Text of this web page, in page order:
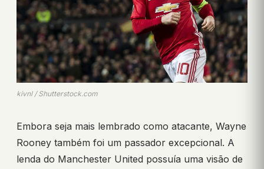
kivnl / Shutterstock.com
Embora seja mais lembrado como atacante, Wayne
Rooney também foi um passador excepcional. A
lenda do Manchester United possuía uma visão de